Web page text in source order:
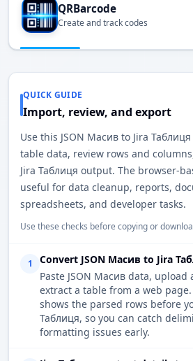
QRBarcode
Create and track codes
QUICK GUIDE
Import, review, and export
Use this JSON Масив to Jira
table data, review rows and
Jira Таблиця output. The browser-
useful for data cleanup, reports,
spreadsheets, and developer tasks.
Use these checks before copying or
1
Convert JSON Масив to Jira
Paste JSON Масив data,
extract a table from a web
shows the parsed rows before
Таблиця, so you can catch
formatting issues early.